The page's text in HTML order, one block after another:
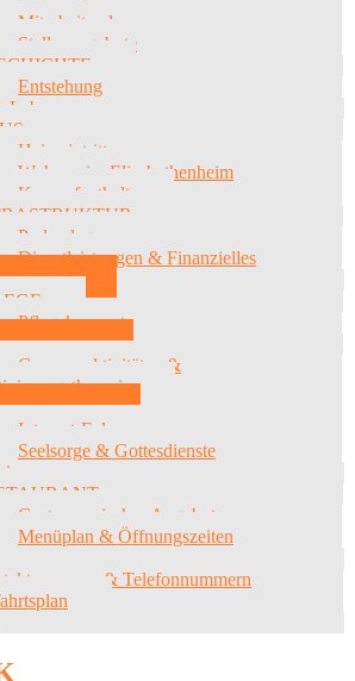
Mitarbeitende
Stellenangebote
Entstehung
Heimeintritt
Wohnen im Elisabethenheim
Kurzaufenthalt
Parkanlage
Dienstleistungen & Finanzielles
& Pflege
Pflegekonzept
Gruppenaktivitäten &
Bibliothek
Internet-Ecke
Seelsorge & Gottesdienste
Gastronomisches Angebot
Menüplan & Öffnungszeiten
& Telefonnummern